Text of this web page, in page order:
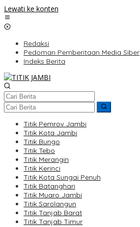
Lewati ke konten
Redaksi
Pedoman Pemberitaan Media Siber
Indeks Berita
Titik Pemrov Jambi
Titik Kota Jambi
Titik Bungo
Titik Tebo
Titik Merangin
Titik Kerinci
Titik Kota Sungai Penuh
Titik Batanghari
Titik Muaro Jambi
Titik Sarolangun
Titik Tanjab Barat
Titik Tanjab Timur